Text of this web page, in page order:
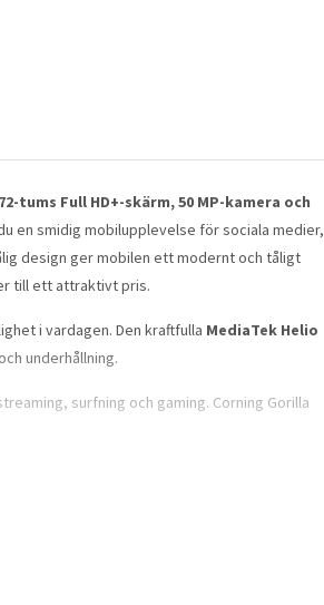
tums Full HD+-skärm, 50 MP-kamera och
en smidig mobilupplevelse för sociala medier,
design ger mobilen ett modernt och tåligt
till ett attraktivt pris.
i vardagen. Den kraftfulla MediaTek Helio
underhållning.
surfning och gaming. Corning Gorilla
bilder i flera olika miljöer.